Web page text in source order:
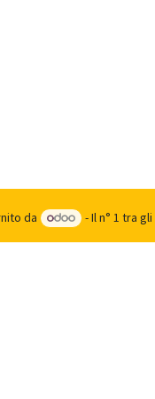
da - Il n° 1 tra gli